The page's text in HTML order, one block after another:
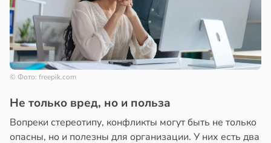
© Фото: freepik.com
Не только вред, но и польза
Вопреки стереотипу, конфликты могут быть не только
опасны, но и полезны для организации. У них есть два